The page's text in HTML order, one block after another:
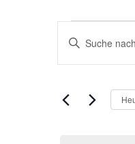
SUCHE
UND
Bitte
Schlüsselwort
Suche
Schlüsselwort.